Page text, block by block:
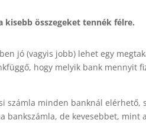
kisebb összegeket tennék félre.
jó (vagyis jobb) lehet egy
hogy melyik bank mennyit
számla minden banknál elérhető,
bankszámla, de kevesebbet, mint